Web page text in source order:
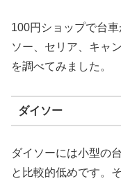
100円ショップで台
ソー、セリア、キャ
を調べてみました。
ダイソー
ダイソーには小型の
と比較的低めです。